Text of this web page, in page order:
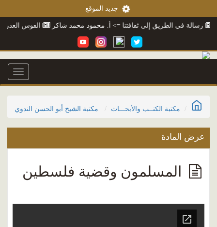
جديد الموقع
القوس العذراء=> رسالة في الطريق إلى ثقافتنا=> أ. محمود محمد شاكر
Toggle
مكتبة الكتــب والأبحـــاث مكتبة الشيخ أبو الحسن الندوي
عرض المادة
المسلمون وقضية فلسطين